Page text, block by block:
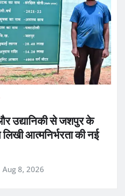
उद्यानिकी से जशपुर के
आत्मनिर्भरता की नई
Aug 8, 2026